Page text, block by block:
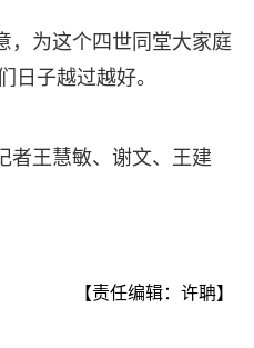
，为这个四世同堂大家庭
日子越过越好。
者王慧敏、谢文、王建
【责任编辑：许聃】